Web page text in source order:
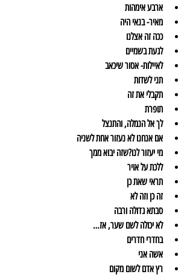
ארבע אימהות
מאיר- בנאי היה
ככה זה אצלנו
לגעת בשמיים
לאיילות- אסור שיכאב
תני לשדות
תקבלי את זה
תופרת
לך אל הנמלה, והתנצל
אם אנחנו לא נעזור אחת לשניה
מי יעזור לנו?שזה יבוא ממך
ללכת על אויר
תראי שאת כן
זה כן וזה לא
סבתא גדולה ורבה
לא יכולה לשם שער, אז…
בחדרי חדרים
אשה אני
רץ אדם לשום מקום